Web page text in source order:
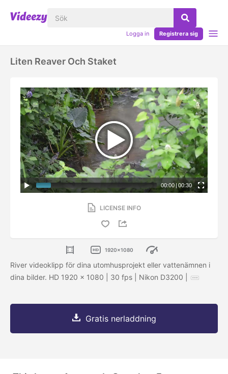
Logga in Registrera sig
Liten Reaver Och Staket
00:00 |00:30
LICENSE INFO
1920x1080
River videoklipp för dina utomhusprojekt eller vattenämnen i
dina bilder. HD 1920 x 1080 | 30 fps | Nikon D3200 |
Gratis nerladdning